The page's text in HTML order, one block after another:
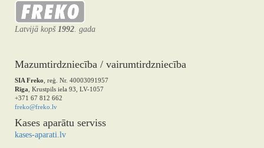
Latvijā kopš 1992. gada
Mazumtirdzniecība / vairumtirdzniecība
SIA Freko , reģ. Nr. 40003091957
Rīga , Krustpils iela 93, LV-1057
+371 67 812 662
freko@freko.lv
Kases aparātu serviss
kases-aparati.lv